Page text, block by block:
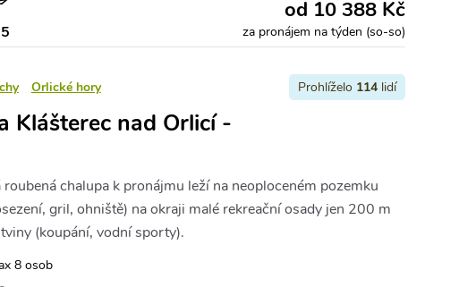
od 10 388 Kč
za pronájem na týden (so-so)
Orlické hory Prohlíželo 114lidí
Klášterec nad Orlicí -
roubená chalupa k pronájmu leží na neoploceném pozemku
gril, ohniště) na okraji malé rekreační osady jen 200 m
(koupání, vodní sporty).
8 osob